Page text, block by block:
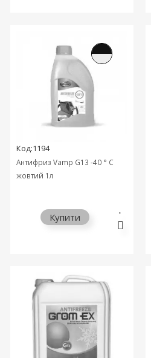
Код:1194
Антифриз Vamp G13 -40 ° C
жовтий 1л
Купити